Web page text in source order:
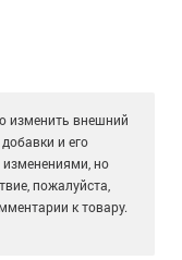
изменить внешний
и его
но
пожалуйста,
к товару.